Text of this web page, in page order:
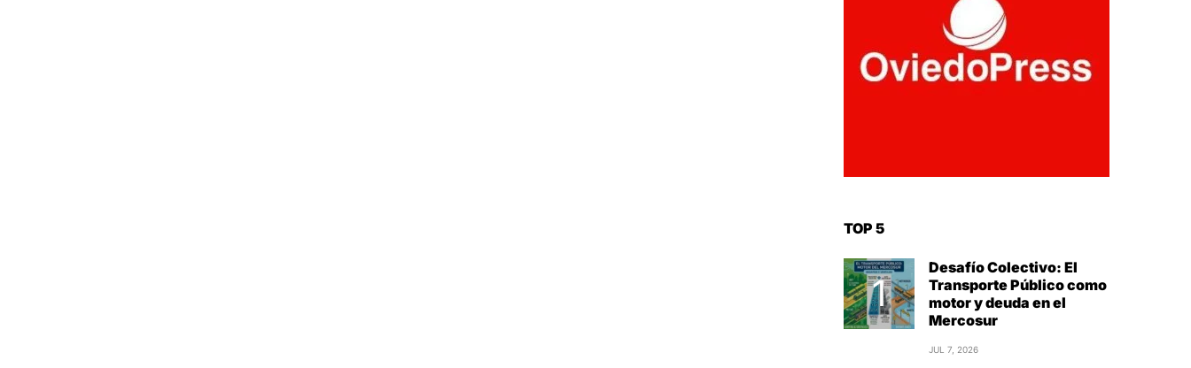
TOP 5
Desafío Colectivo: El
Transporte Público como
motor y deuda en el
Mercosur
JUL 7, 2026